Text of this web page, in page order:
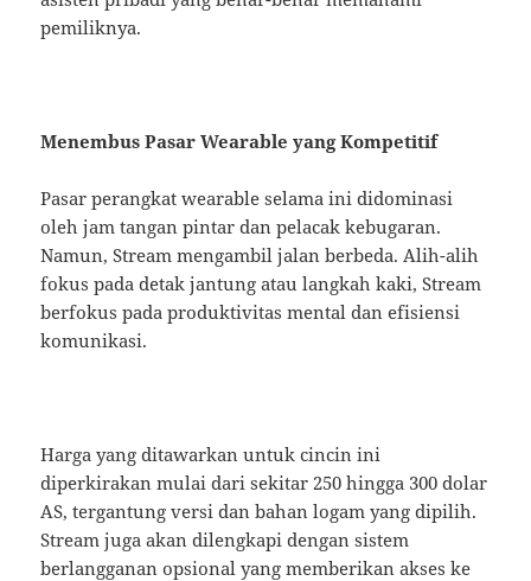
pemiliknya.
Menembus Pasar Wearable yang Kompetitif
Pasar perangkat wearable selama ini didominasi
oleh jam tangan pintar dan pelacak kebugaran.
Namun, Stream mengambil jalan berbeda. Alih-alih
fokus pada detak jantung atau langkah kaki, Stream
berfokus pada produktivitas mental dan efisiensi
komunikasi.
Harga yang ditawarkan untuk cincin ini
diperkirakan mulai dari sekitar 250 hingga 300 dolar
AS, tergantung versi dan bahan logam yang dipilih.
Stream juga akan dilengkapi dengan sistem
berlangganan opsional yang memberikan akses ke